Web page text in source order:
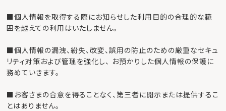
■個人情報を取得する際にお知らせした利用目的の合理的な範
囲を越えての利用はいたしません。
■個人情報の漏洩、紛失、改変、誤用の防止のための厳重なセキュ
リティ対策および管理を強化し、 お預かりした個人情報の保護に
務めていきます。
■お客さまの合意を得ることなく、第三者に開示または提供するこ
とはありません。